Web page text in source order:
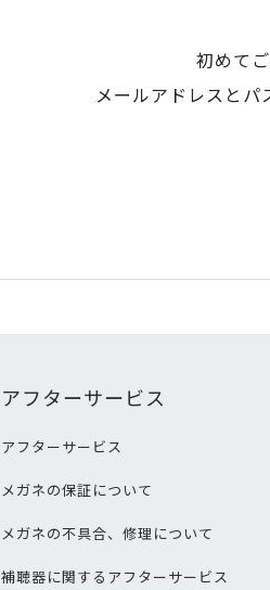
初めて
メールアドレスとパ
アフターサービス
アフターサービス
メガネの保証について
メガネの不具合、修理について
補聴器に関するアフターサービス